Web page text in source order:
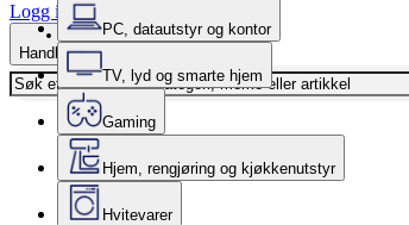
Logg inn
Handlekurv
PC, datautstyr og kontor
TV, lyd og smarte hjem
Gaming
Hjem, rengjøring og kjøkkenutstyr
Hvitevarer